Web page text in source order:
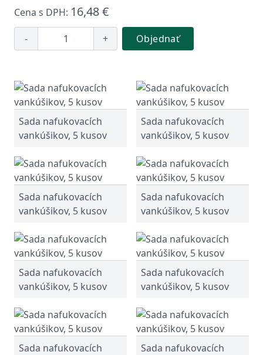
Cena s DPH: 16,48 €
- + Objednať
Sada nafukovacích
vankúšikov, 5 kusov
Sada nafukovacích
vankúšikov, 5 kusov
Sada nafukovacích
vankúšikov, 5 kusov
Sada nafukovacích
vankúšikov, 5 kusov
Sada nafukovacích
vankúšikov, 5 kusov
Sada nafukovacích
vankúšikov, 5 kusov
Sada nafukovacích
Sada nafukovacích